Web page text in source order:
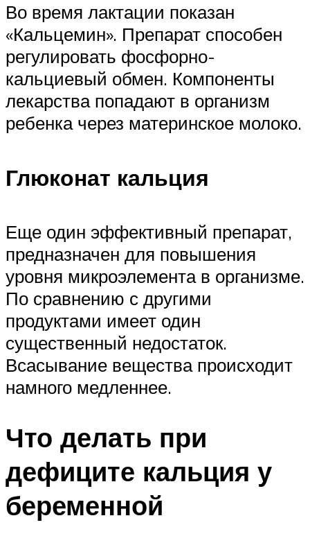
Во время лактации показан
«Кальцемин». Препарат способен
регулировать фосфорно-
кальциевый обмен. Компоненты
лекарства попадают в организм
ребенка через материнское молоко.
Глюконат кальция
Еще один эффективный препарат,
предназначен для повышения
уровня микроэлемента в организме.
По сравнению с другими
продуктами имеет один
существенный недостаток.
Всасывание вещества происходит
намного медленнее.
Что делать при
дефиците кальция у
беременной